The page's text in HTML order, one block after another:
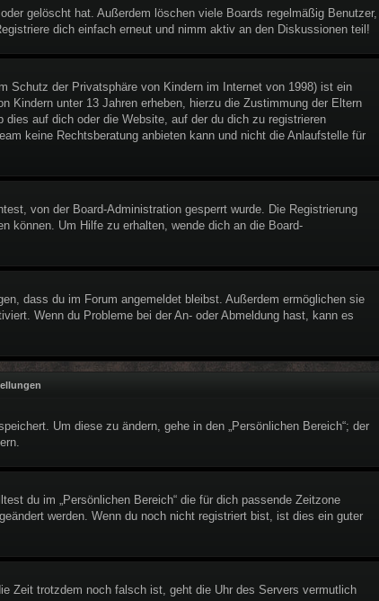
gelöscht hat. Außerdem löschen viele Boards regelmäßig Benutzer,
dich einfach erneut und nimm aktiv an den Diskussionen teil!
Schutz der Privatsphäre von Kindern im Internet von 1998) ist ein
unter 13 Jahren erheben, hierzu die Zustimmung der Eltern
auf dich oder die Website, auf der du dich zu registrieren
keine Rechtsberatung anbieten kann und nicht die Anlaufstelle für
von der Board-Administration gesperrt wurde. Die Registrierung
können. Um Hilfe zu erhalten, wende dich an die Board-
dass du im Forum angemeldet bleibst. Außerdem ermöglichen sie
Wenn du Probleme bei der An- oder Abmeldung hast, kann es
Um diese zu ändern, gehe in den „Persönlichen Bereich“; der
du im „Persönlichen Bereich“ die für dich passende Zeitzone
werden. Wenn du noch nicht registriert bist, ist dies ein guter
Zeit trotzdem noch falsch ist, geht die Uhr des Servers vermutlich